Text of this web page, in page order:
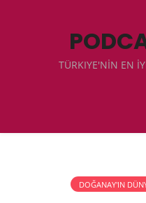
TÜRKIYE'NİN EN
DOĞANAY'IN